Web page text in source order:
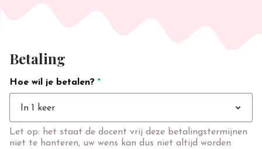
Betaling
Hoe wil je betalen? *
In 1 keer expand_more
Let op: het staat de docent vrij deze betalingstermijnen
niet te hanteren, uw wens kan dus niet altijd worden